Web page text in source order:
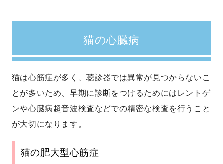
猫の心臓病
猫は心筋症が多く、聴診器では異常が見つからないこ
とが多いため、早期に診断をつけるためにはレントゲ
ンや心臓病超音波検査などでの精密な検査を行うこと
が大切になります。
猫の肥大型心筋症